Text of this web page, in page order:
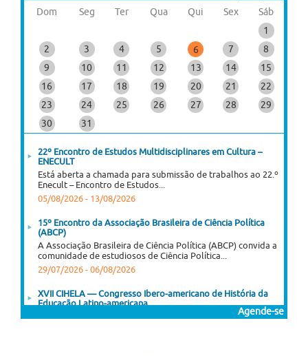
Dom Seg Ter Qua Qui Sex
Sáb
1
2
3 4 5 6 7
8
9
10 11 12 13 14
15
16
17 18 19 20 21
22
23
24 25 26 27 28
29
30
31
22º Encontro de Estudos Multidisciplinares em Cultura –
ENECULT
Está aberta a chamada para submissão de trabalhos ao 22.º
Enecult – Encontro de Estudos...
05/08/2026 - 13/08/2026
15º Encontro da Associação Brasileira de Ciência Política
(ABCP)
A Associação Brasileira de Ciência Política (ABCP) convida a
comunidade de estudiosos de Ciência Política...
29/07/2026 - 06/08/2026
XVII CIHELA — Congresso Ibero-americano de História da
Educação Latino-americana
A Sociedade Argentina de Pesquisa e Ensino em História da
Agende-se